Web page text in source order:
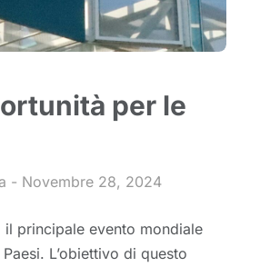
per le
Novembre 28, 2024
il principale evento mondiale
L’obiettivo di questo